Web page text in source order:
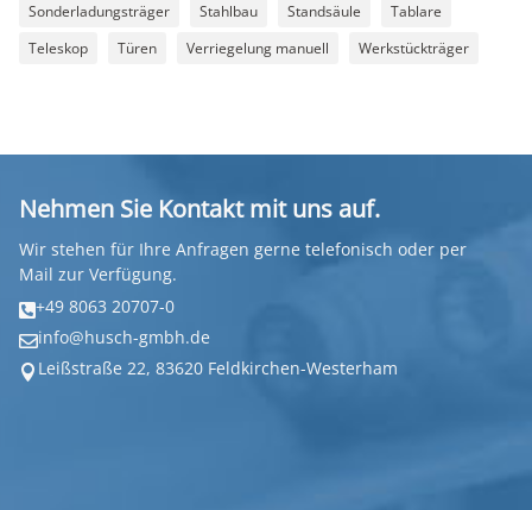
Sonderladungsträger
Stahlbau Standsäule
Tablare
Teleskop
Türen Verriegelung manuell Werkstückträger
Nehmen Sie Kontakt mit uns auf.
Wir stehen für Ihre Anfragen gerne telefonisch oder per
Mail zur Verfügung.
+49 8063 20707-0
info@husch-gmbh.de
 Leißstraße 22, 83620 Feldkirchen-Westerham